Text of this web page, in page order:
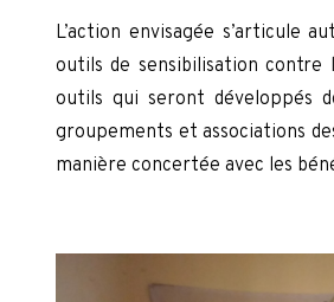
L’action envisagée s’articule
outils de sensibilisation contre
outils qui seront développés
groupements et associations
manière concertée avec les